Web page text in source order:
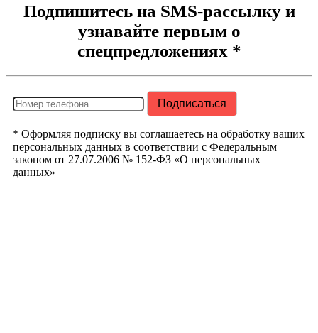
Подпишитесь на SMS-рассылку и
узнавайте первым о
спецпредложениях *
* Оформляя подписку вы соглашаетесь на обработку ваших
персональных данных в соответствии с Федеральным
законом от 27.07.2006 № 152-ФЗ «О персональных
данных»